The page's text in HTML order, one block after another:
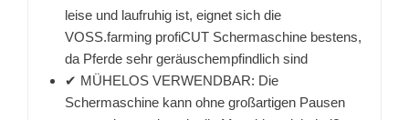
leise und laufruhig ist, eignet sich die
VOSS.farming profiCUT Schermaschine bestens,
da Pferde sehr geräuschempfindlich sind
✔ MÜHELOS VERWENDBAR: Die
Schermaschine kann ohne großartigen Pausen